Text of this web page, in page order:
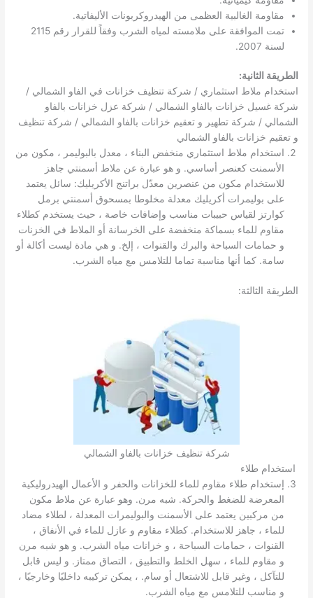
مقاومة الغالبية العظمى من الهيدروكربونات الأليفاتية.
تمت الموافقة على ملامسته لمياه الشرب وفقاً للقرار رقم 2115
لسنة 2007.
الطريقة الثانية:
استخدام ملاط ​​استثماري / شركة تنظيف خزانات في الفاو الشمالي /
شركة غسيل خزانات بالفاو الشمالي / شركة عزل خزانات بالفاو
الشمالي / شركة تطهير و تعقيم خزانات بالفاو الشمالي / شركة تنظيف
و تعقيم خزانات بالفاو الشمالي
استخدام ملاط ​​استثماري منخفض البناء ، معدل بالبوليمر ، مكون من
الأسمنت كعنصر أساسي. و هو عبارة عن ملاط ​​أسمنتي جاهز
للاستخدام مكون من عنصرين معدّل براتنج الأكريليك: سائل يعتمد
على بوليمرات أكريليك معدلة مخلوطا بمسحوق أسمنتي برمل
كوارتز لقياس حبيبات مناسب وإضافات خاصة ، حيث يستخدم كطلاء
مقاوم للماء بسماكة منخفضة على الخرسانة أو الملاط في الخزنات
و حمامات السباحة والبرك والقنوات ، إلخ. و هي مادة ليست أكالة أو
سامة. كما أنها مناسبة تماما للتلامس مع مياه الشرب.
الطريقة الثالثة:
شركة تنظيف خزانات بالفاو الشمالي
استخدام طلاء
إستخدام طلاء مقاوم للماء للخزانات والحفر و الأعمال الهيدروليكية
المعرضة للضغط والحركة. شبه مرن. وهو عبارة عن ملاط ​​مكون
من مركبين يعتمد على الأسمنت والبوليمرات المعدلة ، لطلاء مضاد
للماء ، جاهز للاستخدام. كطلاء مقاوم و عازل للماء في الأنفاق ،
القنوات ، حمامات السباحة ، و خزانات مياه الشرب. و هو شبه مرن
و مقاوم للماء ، سهل الخلط والتطبيق ، التصاق ممتاز. و ليس قابل
للتآكل ، وغير قابل للاشتعال أو سام. ، يمكن تركيبه داخليًا وخارجيًا ،
و مناسب للتلامس مع مياه الشرب.